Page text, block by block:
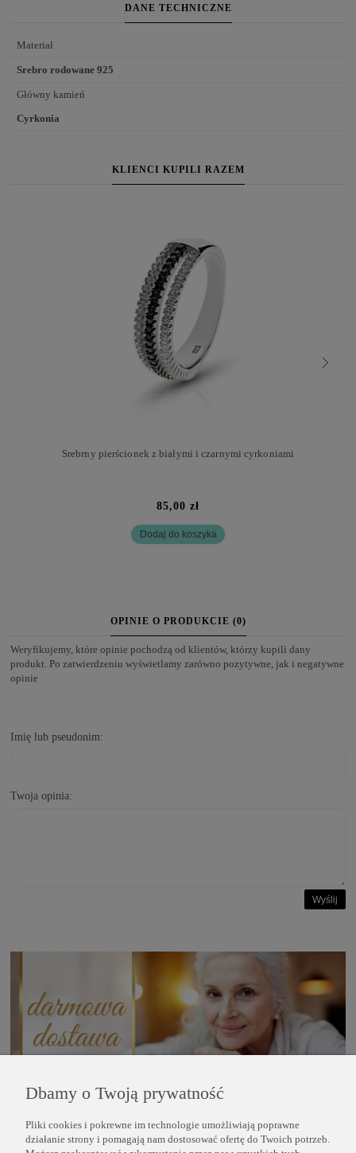
DANE TECHNICZNE
Materiał
Srebro rodowane 925
Główny kamień
Cyrkonia
KLIENCI KUPILI RAZEM
Srebrny pierścionek z białymi i czarnymi cyrkoniami
85,00 zł
Dodaj do koszyka
OPINIE O PRODUKCIE (0)
Weryfikujemy, które opinie pochodzą od klientów, którzy kupili dany
produkt. Po zatwierdzeniu wyświetlamy zarówno pozytywne, jak i negatywne
opinie
Imię lub pseudonim:
Twoja opinia:
Wyślij
POMOC
Dbamy o Twoją prywatność
Pliki cookies i pokrewne im technologie umożliwiają poprawne
działanie strony i pomagają nam dostosować ofertę do Twoich potrzeb.